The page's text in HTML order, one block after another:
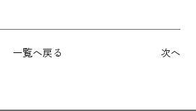
一覧へ戻る 次へ